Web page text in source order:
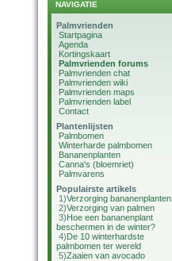
NAVIGATIE
Palmvrienden
Startpagina
Agenda
Kortingskaart
Palmvrienden forums
Palmvrienden chat
Palmvrienden wiki
Palmvrienden maps
Palmvrienden label
Contact
Plantenlijsten
Palmbomen
Winterharde palmbomen
Bananenplanten
Canna's (bloemriet)
Palmvarens
Populairste artikels
1)Verzorging bananenplanten
2)Verzorging van palmen
3)Hoe een bananenplant
beschermen in de winter?
4)De 10 winterhardste
palmbomen ter wereld
5)Zaaien van avocado